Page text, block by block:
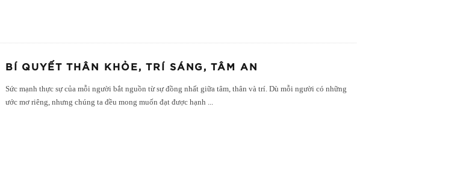
BÍ QUYẾT THÂN KHỎE, TRÍ SÁNG, TÂM AN
Sức mạnh thực sự của mỗi người bắt nguồn từ sự đồng nhất giữa tâm, thân và trí. Dù mỗi người có những
ước mơ riêng, nhưng chúng ta đều mong muốn đạt được hạnh ...